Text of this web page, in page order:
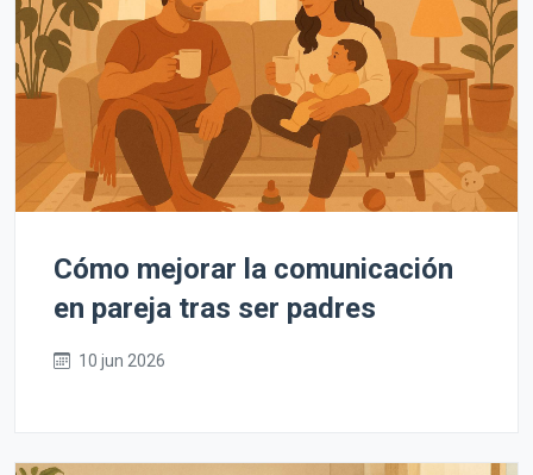
Cómo mejorar la comunicación
en pareja tras ser padres
10 jun 2026